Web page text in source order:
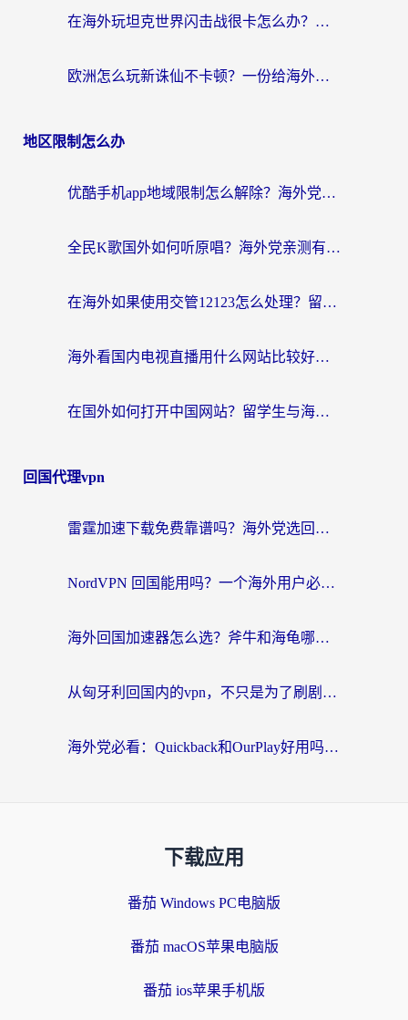
在海外玩坦克世界闪击战很卡怎么办？老玩家亲测有效的加速器选择指南
欧洲怎么玩新诛仙不卡顿？一份给海外游子的国服游戏畅玩指南
地区限制怎么办
优酷手机app地域限制怎么解除？海外党亲测有效的追剧方案
全民K歌国外如何听原唱？海外党亲测有效的回国加速器选择指南
在海外如果使用交管12123怎么处理？留学生亲测有效的回国加速方案
海外看国内电视直播用什么网站比较好？一篇解决你所有追剧难题的实用指南
在国外如何打开中国网站？留学生与海外华人的无缝访问指南
回国代理vpn
雷霆加速下载免费靠谱吗？海外党选回国加速器的避坑指南（附热门工具对比）
NordVPN 回国能用吗？一个海外用户必须面对的真实困境
海外回国加速器怎么选？斧牛和海龟哪个好？一篇帮你避开坑的实用指南
从匈牙利回国内的vpn，不只是为了刷剧那么简单
海外党必看：Quickback和OurPlay好用吗？3分钟选对回国加速器，无缝刷剧玩游戏
下载应用
番茄 Windows PC电脑版
番茄 macOS苹果电脑版
番茄 ios苹果手机版